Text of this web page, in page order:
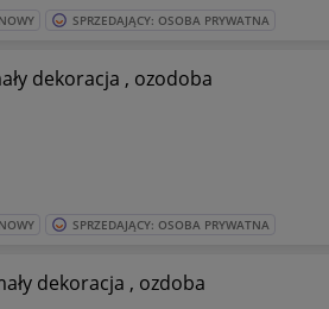
SPRZEDAJĄCY: OSOBA PRYWATNA
dekoracja , ozodoba
SPRZEDAJĄCY: OSOBA PRYWATNA
dekoracja , ozdoba